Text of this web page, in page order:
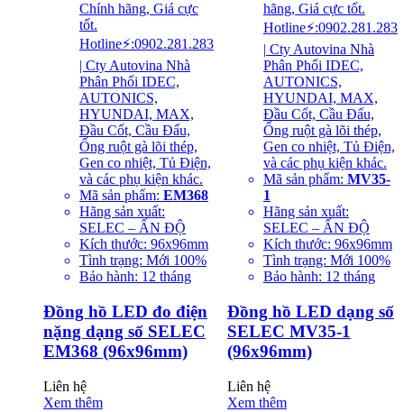
Chính hãng, Giá cực
tốt.
Hotline⚡:0902.281.283
| Cty Autovina Nhà
Phân Phối IDEC,
AUTONICS,
HYUNDAI, MAX,
Đầu Cốt, Cầu Đấu,
Ống ruột gà lõi thép,
Gen co nhiệt, Tủ Điện,
và các phụ kiện khác.
Mã sản phẩm: EM368
Hãng sản xuất:
SELEC – ẤN ĐỘ
Kích thước: 96x96mm
Tình trạng: Mới 100%
Bảo hành: 12 tháng
Đồng hồ LED đo điện
nặng dạng số SELEC
EM368 (96x96mm)
Liên hệ
Xem thêm
hãng, Giá cực tốt.
Hotline⚡:0902.281.283
| Cty Autovina Nhà
Phân Phối IDEC,
AUTONICS,
HYUNDAI, MAX,
Đầu Cốt, Cầu Đấu,
Ống ruột gà lõi thép,
Gen co nhiệt, Tủ Điện,
và các phụ kiện khác.
Mã sản phẩm: MV35-
1
Hãng sản xuất:
SELEC – ẤN ĐỘ
Kích thước: 96x96mm
Tình trạng: Mới 100%
Bảo hành: 12 tháng
Đồng hồ LED dạng số
SELEC MV35-1
(96x96mm)
Liên hệ
Xem thêm